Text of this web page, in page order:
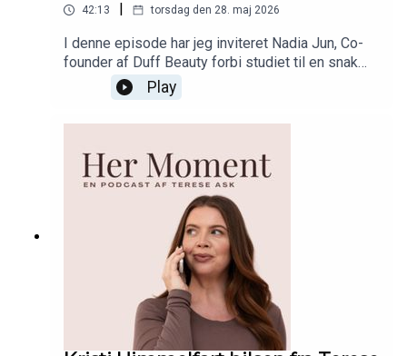
42:13 torsdag den 28. maj 2026
I denne episode har jeg inviteret Nadia Jun, Co-
founder af Duff Beauty forbi studiet til en snak
om 'imposter syndrome'. Nadia er et af de mest
selvsikre mennesker jeg kender, og i denne
episode deler hun sine tips til hvordan hun tackler
med! Tidligere episoder med Nadia:'Fightergen,
entrepreneurskab og førstegangsmor med Nadia
selfcare med Nadia Jun' udgivet 19. marts
2024Connect med Nadia:InstagramLinkedInSHOP
DUFFBEAUTY HER!
Play